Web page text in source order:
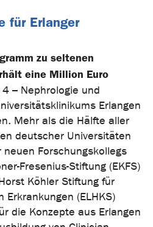
für Erlanger
zu seltenen
eine Million Euro
– Nephrologie und
Erlangen
Mehr als die Hälfte aller
deutscher Universitäten
Forschungskollegs
Fresenius-Stiftung (EKFS)
Köhler Stiftung für
(ELHKS)
die Konzepte aus Erlangen